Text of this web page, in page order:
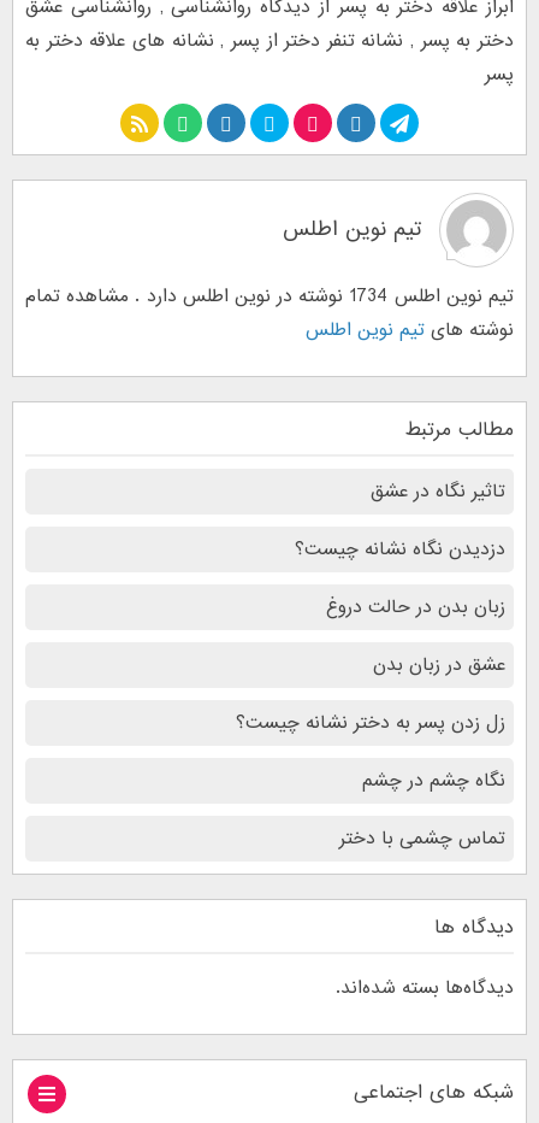
ابراز علاقه دختر به پسر از دیدگاه روانشناسی, روانشناسی عشق
دختر به پسر , نشانه تنفر دختر از پسر , نشانه های علاقه دختر به
پسر
تیم نوین اطلس
تیم نوین اطلس 1734 نوشته در نوین اطلس دارد . مشاهده تمام
نوشته های تیم نوین اطلس
مطالب مرتبط
تاثیر نگاه در عشق
دزدیدن نگاه نشانه چیست؟
زبان بدن در حالت دروغ
عشق در زبان بدن
زل زدن پسر به دختر نشانه چیست؟
نگاه چشم در چشم
تماس چشمی با دختر
دیدگاه ها
دیدگاه‌ها بسته شده‌اند.
شبکه های اجتماعی